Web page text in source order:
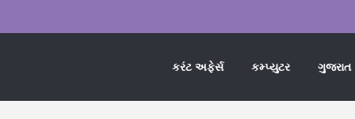
કરંટ અફેર્સ કમ્પ્યુટર ગુજરાત